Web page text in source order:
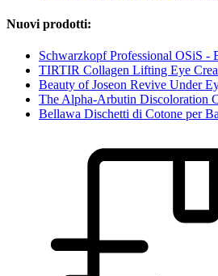
Nuovi prodotti:
Schwarzkopf Professional OSiS -
TIRTIR Collagen Lifting Eye
Beauty of Joseon Revive Under
The Alpha-Arbutin Discoloration
Bellawa Dischetti di Cotone per